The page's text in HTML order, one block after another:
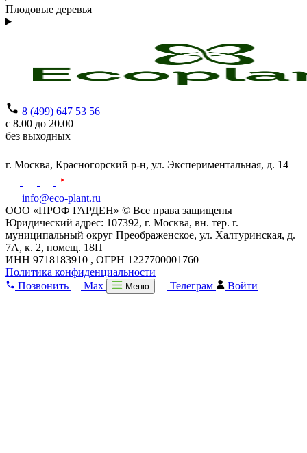
Плодовые деревья
8 (499) 647 53 56
с 8.00 до 20.00
без выходных
г. Москва, Красногорский р-н, ул. Экспериментальная, д. 14
info@eco-plant.ru
ООО «ПРОФ ГАРДЕН» © Все права защищены
Юридический адрес: 107392, г. Москва, вн. тер. г.
муниципальный округ Преображенское, ул. Халтуринская, д.
7А, к. 2, помещ. 18П
ИНН 9718183910 , ОГРН 1227700001760
Политика конфиденциальности
Позвонить
Max Меню Телеграм Войти